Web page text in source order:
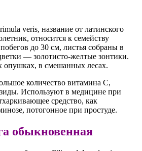
veris, название от латинского
относится к семейству
до 30 см, листья собраны в
— золотисто-желтые зонтики.
опушках, в смешанных лесах.
количество витамина С,
Используют в медицине при
средство, как
потогонное при простуде.
обыкновенная